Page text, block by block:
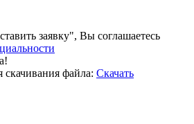
заявку", Вы соглашаетесь
файла: Скачать